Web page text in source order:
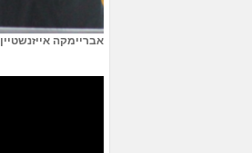
אבריימקה אייזנשטיין